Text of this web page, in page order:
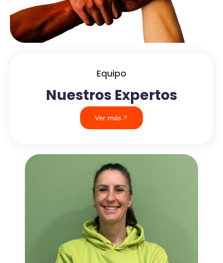
Equipo
Nuestros Expertos
Ver más